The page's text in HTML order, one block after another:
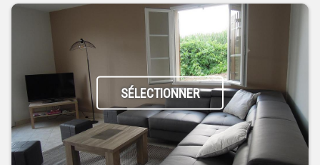
SÉLECTIONNER